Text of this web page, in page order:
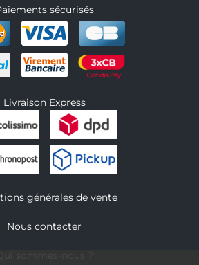
sécurisés
Livraison Express
générales de vente
Nous contacter